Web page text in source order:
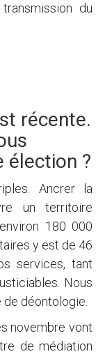
du
récente.
élection ?
Ancrer la
un territoire
180 000
y est de 46
services, tant
Nous
déontologie.
novembre vont
de médiation